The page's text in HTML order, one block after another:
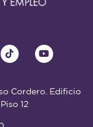
Cordero. Edificio
12